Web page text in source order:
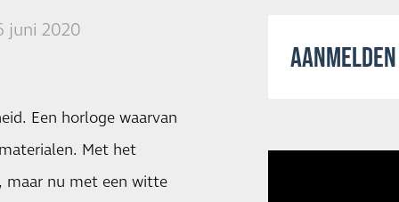
juni 2020
Een horloge waarvan
Met het
maar nu met een witte